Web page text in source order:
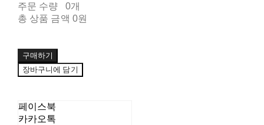
주문 수량
0개
총 상품 금액 0원
구매하기
장바구니에 담기
페이스북
카카오톡